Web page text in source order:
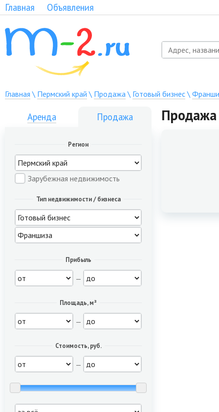
Главная Объявления
Главная \ Пермский край \ Продажа\ Готовый бизнес\
Аренда Продажа
Регион
Зарубежная недвижимость
Тип недвижимости / бизнеса
Прибыль
—
Площадь, м²
—
Стоимость, руб.
—